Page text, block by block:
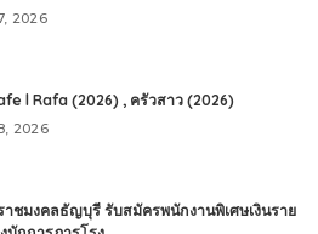
2026
l Rafa (2026) , ครัวสาว (2026)
2026
าชมงคลธัญบุรี รับสมัครพนักงานพิเศษเงินราย